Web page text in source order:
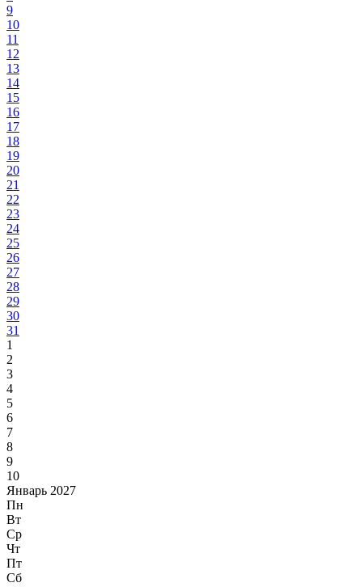
9
10
11
12
13
14
15
16
17
18
19
20
21
22
23
24
25
26
27
28
29
30
31
1
2
3
4
5
6
7
8
9
10
Январь 2027
Пн
Вт
Ср
Чт
Пт
Сб